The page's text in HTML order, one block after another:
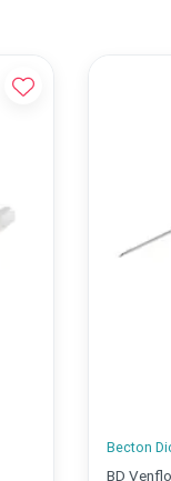
Becton
BD